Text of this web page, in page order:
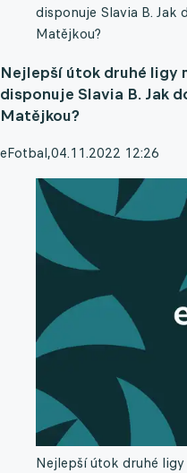
disponuje Slavia B. Jak
Matějkou?
Nejlepší útok druhé ligy
disponuje Slavia B. Jak
Matějkou?
eFotbal,04.11.2022 12:26
Nejlepší útok druhé